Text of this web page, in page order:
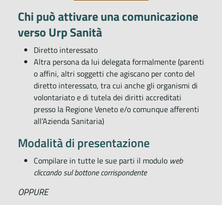
Chi può attivare una comunicazione
verso Urp Sanità
Diretto interessato
Altra persona da lui delegata formalmente (parenti
o affini, altri soggetti che agiscano per conto del
diretto interessato, tra cui anche gli organismi di
volontariato e di tutela dei diritti accreditati
presso la Regione Veneto e/o comunque afferenti
all’Azienda Sanitaria)
Modalità di presentazione
Compilare in tutte le sue parti il modulo web
cliccando sul bottone corrispondente
OPPURE